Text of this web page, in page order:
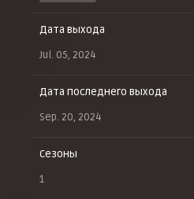
Дата выхода
Jul. 05, 2024
Дата последнего выхода
Sep. 20, 2024
Сезоны
1